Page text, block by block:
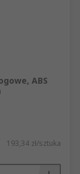
ABS
193,34 zł/sztuka